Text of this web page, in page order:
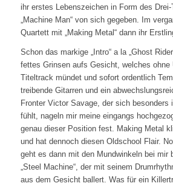
ihr erstes Lebenszeichen in Form des
„Machine Man“ von sich gegeben. Im
Quartett mit „Making Metal“ dann ihr
Schon das markige „Intro“ a la „Ghost
fettes Grinsen aufs Gesicht, welches ohne
Titeltrack mündet und sofort ordentlich
treibende Gitarren und ein
Fronter Victor Savage, der sich besonders
fühlt, nageln mir meine eingangs
genau dieser Position fest. Making Metal
und hat dennoch diesen Oldschool Flair.
geht es dann mit den Mundwinkeln bei mir
„Steel Machine“, der mit seinem
aus dem Gesicht ballert. Was für ein